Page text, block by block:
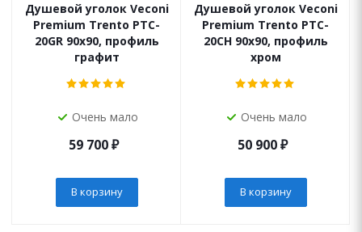
Душевой уголок Veconi
Premium Trento PTC-
20GR 90x90, профиль
графит
Очень мало
59 700₽
В корзину
Душевой уголок Veconi
Premium Trento PTC-
20CH 90x90, профиль
хром
Очень мало
50 900₽
В корзину